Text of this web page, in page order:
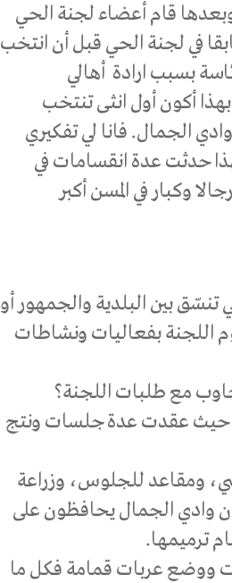
قام أعضاء لجنة الحي
في لجنة الحي قبل أن انتخب
بسبب ارادة أهالي
ومحبتي للحي حيث تم انتخابي في 2008-6 وبهذا أكون أول انثى تنتخب
الجمال. فانا لي تفكيري
حدثت عدة انقسامات في
وكبار في المسن أكبر
بين البلدية والجمهور أو
اللجنة بفعاليات ونشاطات
مع طلبات اللجنة؟
حيث عقدت عدة جلسات ونتج
ومقاعد للجلوس، وزراعة
وادي الجمال يحافظون على
ترميمها.
ووضع عربات قمامة فكل ما